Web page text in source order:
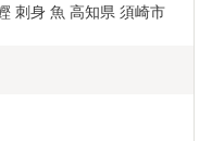
刺身 魚 高知県 須崎市